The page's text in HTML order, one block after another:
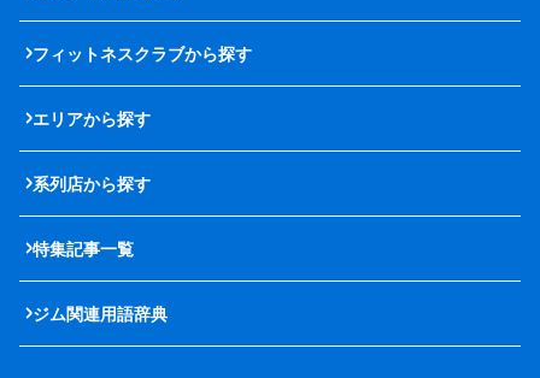
フィットネスクラブから探す
エリアから探す
系列店から探す
特集記事一覧
ジム関連用語辞典